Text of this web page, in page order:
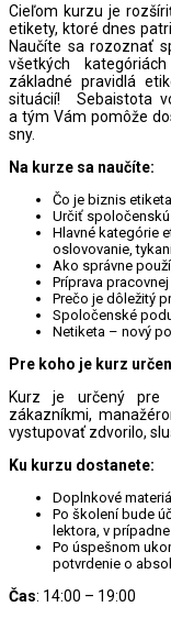
Cieľom kurzu je
etikety, ktoré dnes
Naučíte sa rozoznať
všetkých
základné pravidlá
situácií! Sebaistota
a tým Vám pomôže
sny.
Na kurze sa naučíte:
Čo je biznis
Určiť
Hlavné kategórie
oslovovanie,
Ako správne
Príprava
Prečo je dôležitý
Spoločenské
Netiketa – nový
Pre koho je kurz
Kurz je určený pre
zákazníkmi,
vystupovať zdvorilo,
Ku kurzu dostanete:
Doplnkové
Po školení bude
lektora, v
Po úspešnom
potvrdenie o
Čas: 14:00 – 19:00